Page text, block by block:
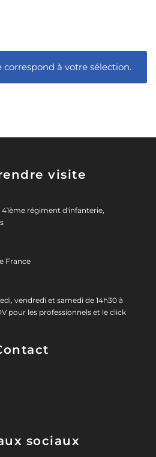
à votre sélection.
visite
41ème régiment d'infanterie,
France
vendredi et samedi de 14h30 à
pour les professionnels et le click
sociaux